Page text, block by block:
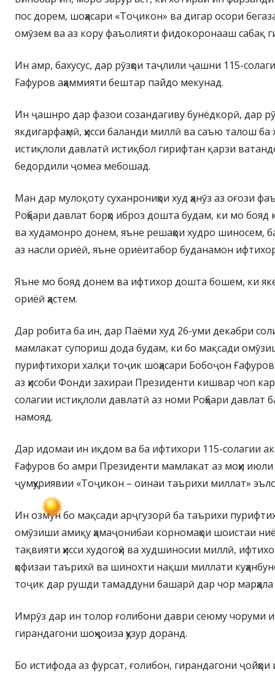
пос дорем, шоҳасари «Тоҷикон» ва дигар осори
омӯзем ва аз кору фаъолияти фидокоронааш сабақ
Ин амр, бахусус, дар рӯзҳои таҷлили ҷашни 115-
Fафуров аҳаммияти бештар пайдо мекунад.
Ин ҷашнро дар фазои созандагиву бунёдкорӣ, дар
якдигарфаҳмӣ, ҳисси баланди миллӣ ва саъю талош ба
истиқлоли давлатӣ истиқбол гирифтан қарзи
бедордили ҷомеа мебошад.
Ман дар мулоқоту суханрониҳои худ ҳанӯз аз оғози
Роҳбари давлат борҳо иброз дошта будам, ки мо
ва худамонро донем, яъне решаҳои худро шиносем,
аз насли ориёӣ, яъне ориёитабор буданамон
Яъне мо бояд донем ва ифтихор дошта бошем, ки яке
ориёӣ ҳастем.
Дар робита ба ин, дар Паёми худ 26-уми декабри
мамлакат супориш дода будам, ки бо мақсади
пурифтихори халқи тоҷик шоҳасари Бобоҷон
аз ҳисоби Фонди захираи Президенти кишвар чоп
солагии истиқлоли давлатӣ аз номи Роҳбари давлат
намояд.
Дар идомаи ин иқдом ва ба ифтихори 115-солагии
Ғафуров бо амри Президенти мамлакат аз моҳи
ҷумҳуриявии «Тоҷикон – оинаи таърихи миллат»
Ин озмун бо мақсади арҷгузорӣ ба таърихи
омӯзиши амиқу ҳамаҷонибаи корномаҳои шоистаи
тақвияти ҳисси худогоҳӣ ва худшиносии миллӣ,
ҳофизаи таърихӣ ва шинохти нақши миллати
тоҷик дар рушди тамаддуни башарӣ дар чор марҳала
Имрӯз дар ин толор ғолибони даври сеюму чоруми
гирандагони шоҳҷоиза ҳузур доранд.
Бо истифода аз фурсат, ғолибон, гирандагони ҷойҳои